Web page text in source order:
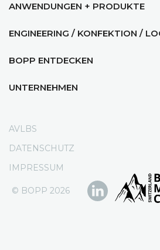
ANWENDUNGEN + PRODUKTE
ENGINEERING / KONFEKTION /
BOPP ENTDECKEN
UNTERNEHMEN
AVLBS
DATENSCHUTZ
IMPRESSUM
© BOPP 2026